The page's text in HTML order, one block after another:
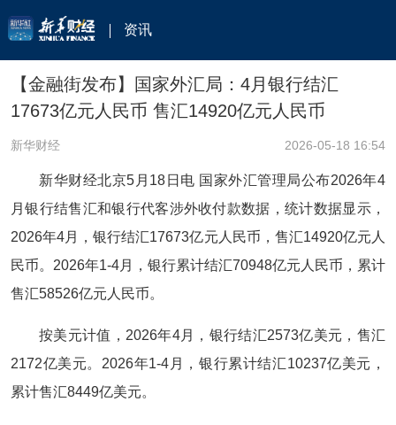
资讯
【金融街发布】国家外汇局：4月银行结汇
17673亿元人民币 售汇14920亿元人民币
新华财经 2026-05-18 16:54
新华财经北京5月18日电 国家外汇管理局公布2026年4
月银行结售汇和银行代客涉外收付款数据，统计数据显示，
2026年4月，银行结汇17673亿元人民币，售汇14920亿元人
民币。2026年1-4月，银行累计结汇70948亿元人民币，累计
售汇58526亿元人民币。
按美元计值，2026年4月，银行结汇2573亿美元，售汇
2172亿美元。2026年1-4月，银行累计结汇10237亿美元，
累计售汇8449亿美元。